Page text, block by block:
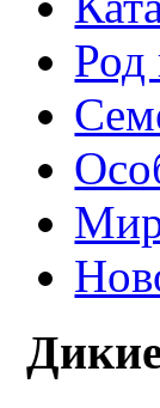
Род